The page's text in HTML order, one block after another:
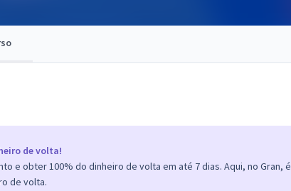
de volta!
e obter 100% do dinheiro de volta em até 7 dias. Aqui, no Gran, é
de volta.